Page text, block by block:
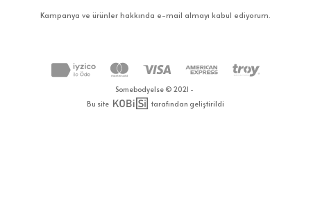
Kampanya ve ürünler hakkında e-mail almayı kabul ediyorum.
Somebodyelse © 2021 -
Bu site
tarafından geliştirildi